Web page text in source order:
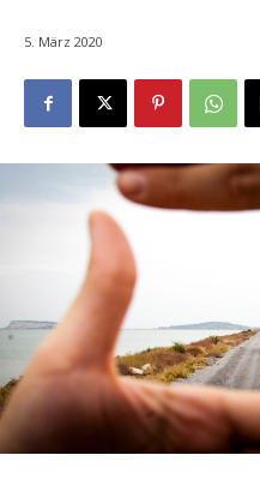
5. März 2020